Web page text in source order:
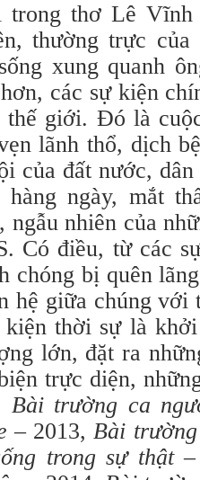
trong thơ Lê
thường trực
xung quanh
các sự kiện
thế giới. Đó là
lãnh thổ, dịch
của đất nước,
hàng ngày, mắt
ngẫu nhiên của
Có điều, từ các
chóng bị quên
hệ giữa chúng với
kiện thời sự là
lớn, đặt ra
trực diện,
Bài trường ca
– 2013,Bài
trong sự thật–